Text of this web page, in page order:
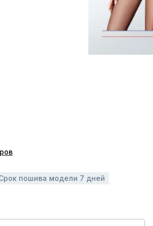
пошива модели 7 дней